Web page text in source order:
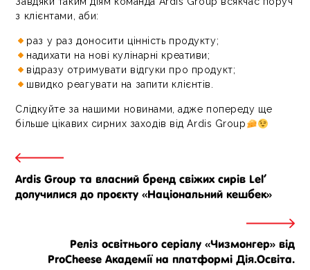
з клієнтами, аби:
раз у раз доносити цінність продукту;
надихати на нові кулінарні креативи;
відразу отримувати відгуки про продукт;
швидко реагувати на запити клієнтів.
Слідкуйте за нашими новинами, адже попереду ще
більше цікавих сирних заходів від Ardis Group
Ardis Group та власний бренд свіжих сирів Lel‘
долучилися до проєкту «Національний кешбек»
Реліз освітнього серіалу «Чизмонгер» від
ProCheese Академії на платформі Дія.Освіта.